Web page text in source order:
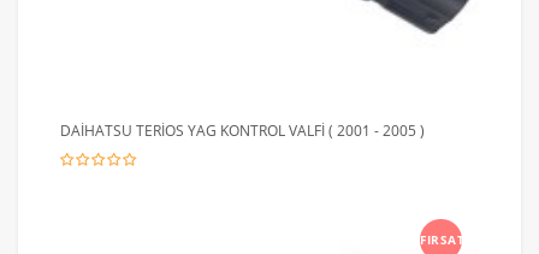
DAİHATSU TERİOS YAG KONTROL VALFİ ( 2001 - 2005 )
FIRSAT